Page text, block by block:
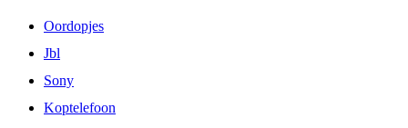
Oordopjes
Jbl
Sony
Koptelefoon